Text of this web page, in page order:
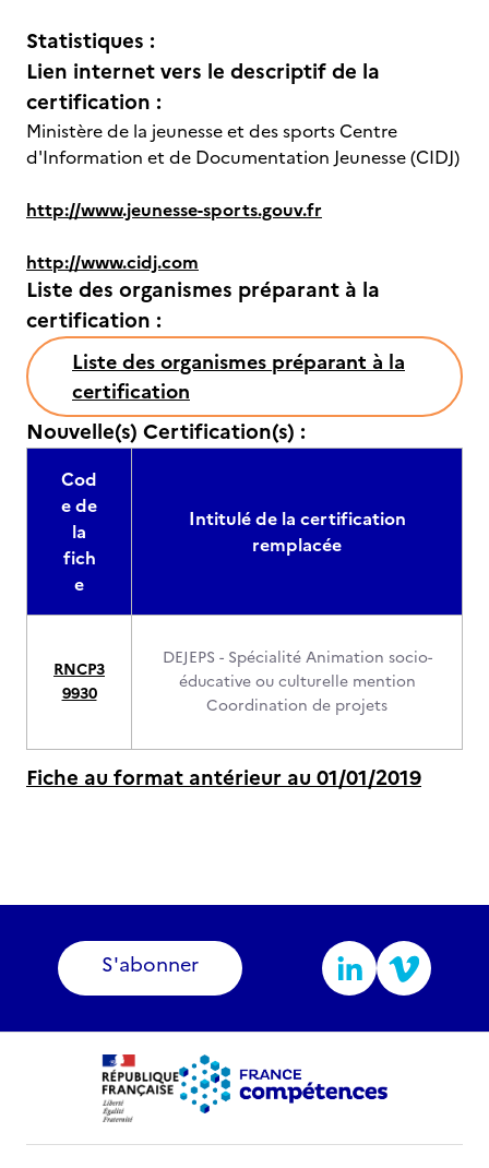
Statistiques :
Lien internet vers le descriptif de la
certification :
Ministère de la jeunesse et des sports Centre
d'Information et de Documentation Jeunesse (CIDJ)
http://www.jeunesse-sports.gouv.fr
http://www.cidj.com
Liste des organismes préparant à la
certification :
Liste des organismes préparant à la
certification
Nouvelle(s) Certification(s) :
Cod
e de
la
fich
e
Intitulé de la certification
remplacée
RNCP3
9930
DEJEPS - Spécialité Animation socio-
éducative ou culturelle mention
Coordination de projets
Fiche au format antérieur au 01/01/2019
S'abonner